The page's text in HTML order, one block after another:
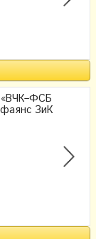
фаянс ЗиК